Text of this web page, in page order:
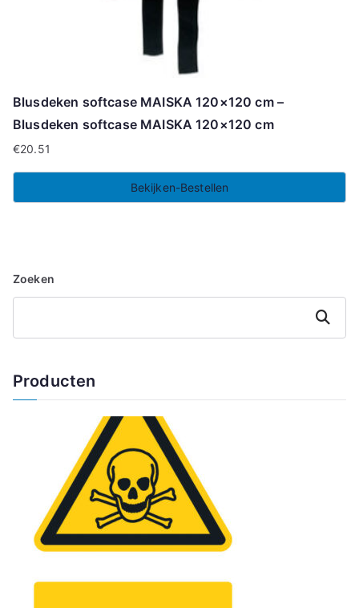
Blusdeken softcase MAISKA 120×120 cm –
Blusdeken softcase MAISKA 120×120 cm
€20.51
Bekijken-Bestellen
Zoeken
Zoeken
Producten